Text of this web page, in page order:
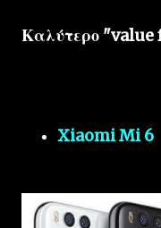
Καλύτερο
Xiaomi Mi 6